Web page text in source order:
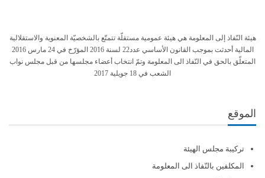
هيئة النّفاذ إلى المعلومة هي هيئة عمومية مستقلّة تتمتّع بالشخصيّة المعنوية والاستقلالية
المالية أحدثت بموجب القانون الأساسي عدد22 لسنة 2016 المؤرّخ في 24 مارس 2016
المتعلّق بالحق في النّفاذ الى المعلومة وتمّ انتخاب أعضاء مجلسها من قبل مجلس نواب
الشعب في 18 جويلية 2017
الموقع
تركيبة مجلس الهيئة
المكلفين بالنّفاذ الى المعلومة